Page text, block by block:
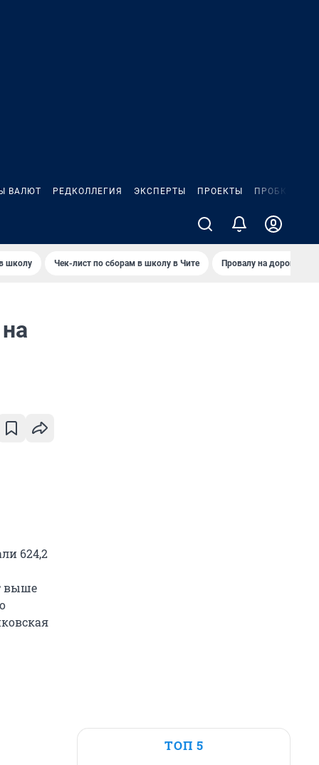
ВАЛЮТ РЕДКОЛЛЕГИЯ ЭКСПЕРТЫ ПРОЕКТЫ ПРОБКИ
школу Чек-лист по сборам в школу в Чите Провалу на дороге
624,2
выше
ТОП 5